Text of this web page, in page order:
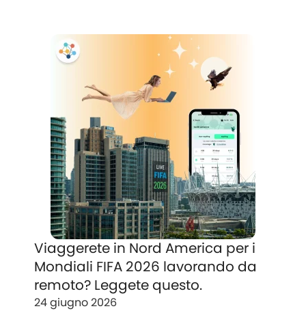
Viaggerete in Nord America per i
Mondiali FIFA 2026 lavorando da
remoto? Leggete questo.
24 giugno 2026